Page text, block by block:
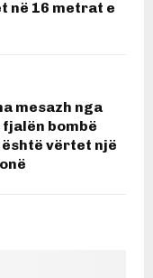
në 16 metrat e
mesazh nga
fjalën bombë
vërtet një